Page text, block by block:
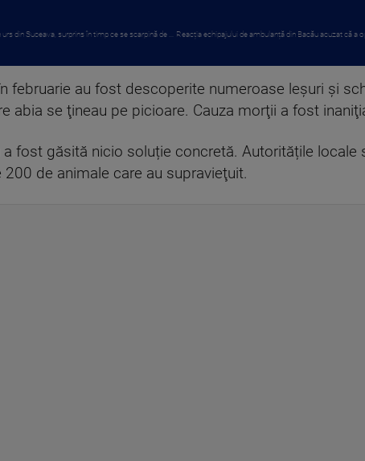
urs din Suceava, surprins în timp ce se scarpină de ... Reacția echipajului de ambulanță din Bacău acuzat că a
februarie au fost descoperite numeroase leșuri şi
abia se ţineau pe picioare. Cauza morţii a fost
a fost găsită nicio soluție concretă. Autoritățile
200 de animale care au supravieţuit.